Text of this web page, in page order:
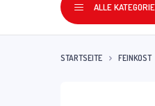
ALLE
STARTSEITE FEINKOST